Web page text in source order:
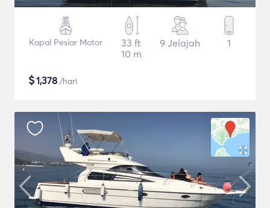
Kapal Pesiar Motor
33 ft
10 m
9 Jelajah 1
$1,378 /hari